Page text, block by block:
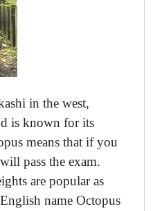
in the west,
is known for its
means that if you
pass the exam.
are popular as
name Octopus